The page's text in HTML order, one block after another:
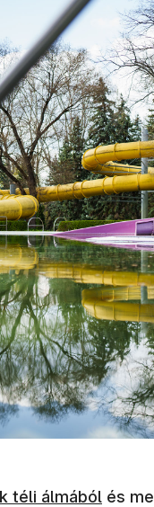
téli álmából és